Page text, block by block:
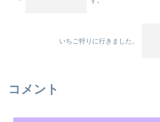
いちご狩りに行きました。
コメント